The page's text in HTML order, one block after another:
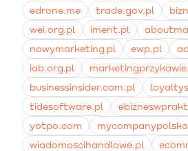
samodzielnie wysyła wiadomości
wygasających punktach lub
zapasów karmy.
edrone.me trade.gov.pl
wei.org.pl
iment.pl
nowymarketing.pl
ewp.pl
iab.org.pl
businessinsider.com.pl
tidesoftware.pl
yotpo.com
wiadomoscihandlowe.pl